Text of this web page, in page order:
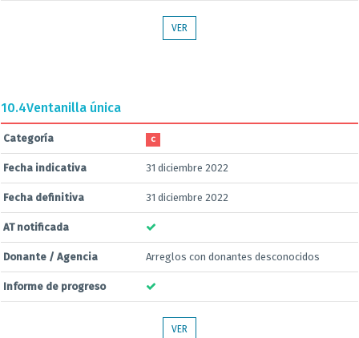
VER
10.4Ventanilla única
Categoría C
Fecha indicativa 31 diciembre 2022
Fecha definitiva 31 diciembre 2022
AT notificada
Donante / Agencia Arreglos con donantes desconocidos
Informe de progreso
VER